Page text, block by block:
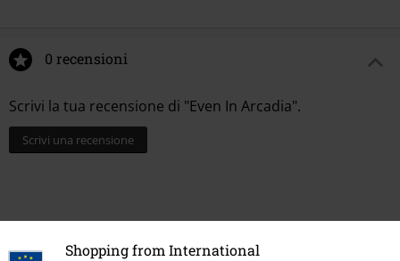
Shopping from International
0 recensioni
Scrivi la tua recensione di "Even In Arcadia".
Scrivi una recensione